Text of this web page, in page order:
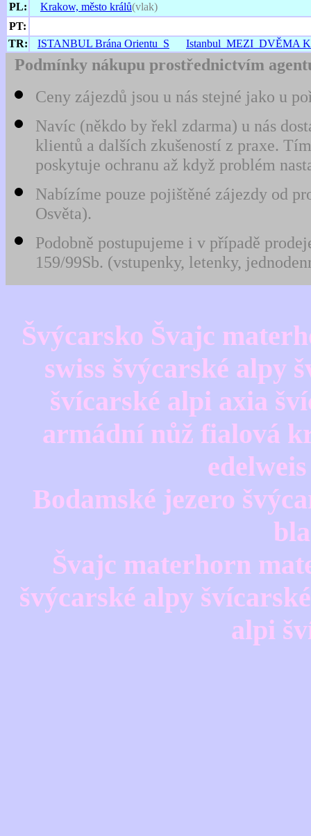
PL:
Krakow, město králů(vlak)
PT:
TR:
ISTANBUL Brána Orientu_S Istanbul_MEZI_DVĚMA
Podmínky nákupu prostřednictvím
Ceny zájezdů jsou u nás stejné jako u
Navíc (někdo by řekl zdarma) u nás
klientů a dalších zkušeností z praxe.
poskytuje ochranu až když problém
Nabízíme pouze pojištěné zájezdy od
Osvěta).
Podobně postupujeme i v případě
159/99Sb. (vstupenky, letenky,
Švýcarsko Švajc
swiss švýcarské alpy
švícarské alpi axia
armádní nůž fialová
Bodamské jezero
Švajc materhorn
švýcarské alpy
alpi